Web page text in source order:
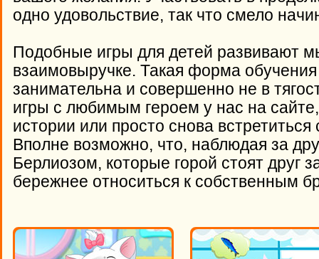
одно удовольствие, так что смело
Подобные игры для детей развивают
взаимовыручке. Такая форма
занимательна и совершенно не в
игры с любимым героем у нас на
истории или просто снова
Вполне возможно, что, наблюдая за
Берлиозом, которые горой стоят друг
бережнее относиться к собственным